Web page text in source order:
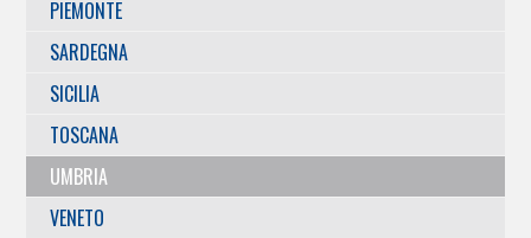
PIEMONTE
SARDEGNA
SICILIA
TOSCANA
UMBRIA
VENETO